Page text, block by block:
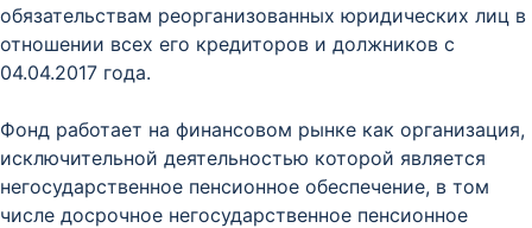
обязательствам реорганизованных юридических лиц в
отношении всех его кредиторов и должников с
04.04.2017 года.
Фонд работает на финансовом рынке как организация,
исключительной деятельностью которой является
негосударственное пенсионное обеспечение, в том
числе досрочное негосударственное пенсионное